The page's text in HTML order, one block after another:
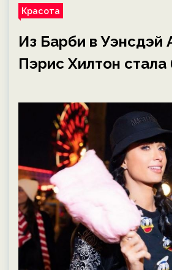
Красота
Из Барби в Уэнсдэй
Пэрис Хилтон